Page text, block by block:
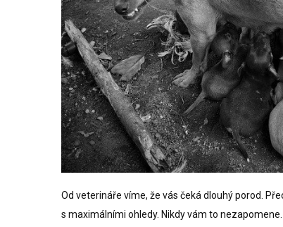
Od veterináře víme, že vás čeká dlouhý porod.
s maximálními ohledy. Nikdy vám to